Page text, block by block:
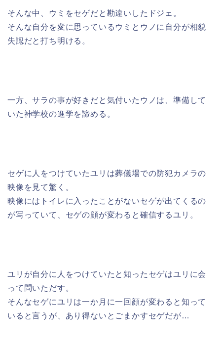
そんな中、ウミをセゲだと勘違いしたドジェ。
そんな自分を変に思っているウミとウノに自分が相貌
失認だと打ち明ける。
一方、サラの事が好きだと気付いたウノは、準備して
いた神学校の進学を諦める。
セゲに人をつけていたユリは葬儀場での防犯カメラの
映像を見て驚く。
映像にはトイレに入ったことがないセゲが出てくるの
が写っていて、セゲの顔が変わると確信するユリ。
ユリが自分に人をつけていたと知ったセゲはユリに会
って問いただす。
そんなセゲにユリは一か月に一回顔が変わると知って
いると言うが、あり得ないとごまかすセゲだが…